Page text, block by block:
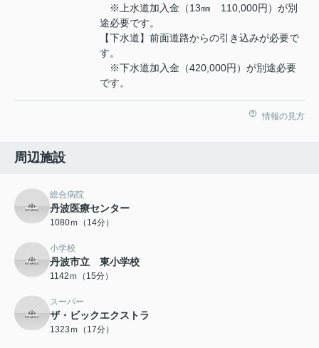
※上水道加入金（13㎜ 110,000円）が別
途必要です。
【下水道】前面道路からの引き込みが必要で
す。
※下水道加入金（420,000円）が別途必要
です。
情報の見方
周辺施設
総合病院
丹波医療センター
1080ｍ（14分）
小学校
丹波市立 東小学校
1142ｍ（15分）
スーパー
ザ・ビックエクストラ
1323ｍ（17分）